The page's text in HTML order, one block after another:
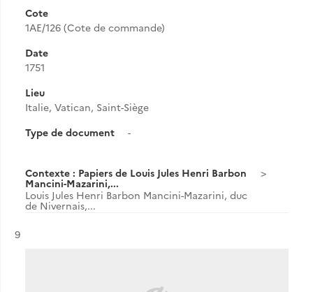
Cote
1AE/126 (Cote de commande)
Date
1751
Lieu
Italie, Vatican, Saint-Siège
Type de document
-
Contexte : Papiers de Louis Jules Henri Barbon
Mancini-Mazarini,...
Louis Jules Henri Barbon Mancini-Mazarini, duc
de Nivernais,...
Résultat n°
9